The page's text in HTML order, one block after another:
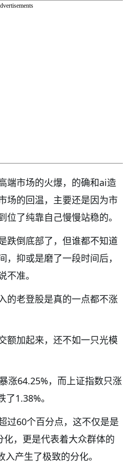
端市场的火爆，的确和ai造
场的回温，主要还是因为市
位了纯靠自己慢慢站稳的。
跌倒底部了，但谁都不知道
抑或是磨了一段时间后，
不准。
的老登股是真的一点都不涨
额加起来，还不如一只光模
涨64.25%，而上证指数只涨
1.38%。
过60个百分点，这不仅是是
，更是代表着大众群体的
产生了极致的分化。